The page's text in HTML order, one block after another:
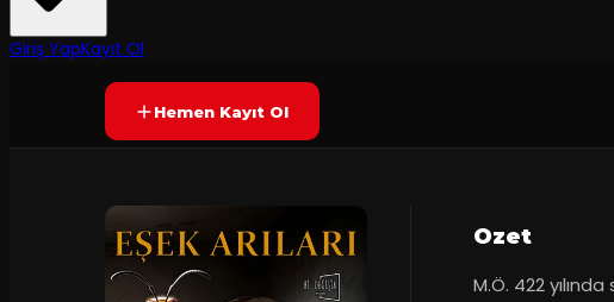
Giriş YapKayıt OlYAKINDA
Hemen Kayıt Ol
Ozet
M.Ö. 422